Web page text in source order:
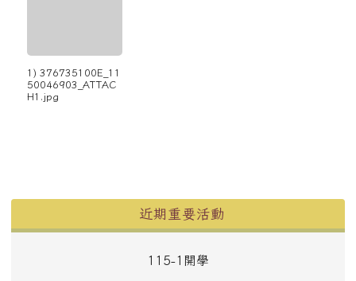
1) 376735100E_11
50046903_ATTAC
H1.jpg
近期重要活動
115-1開學